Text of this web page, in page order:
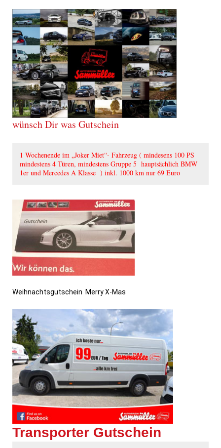
wünsch Dir was Gutschein
1 Wochenende im „Joker Miet“- Fahrzeug ( mindesens 100 PS
mindestens 4 Türen, mindestens Gruppe 5 hauptsächlich BMW
1er und Mercedes A Klasse ) inkl. 1000 km nur 69 Euro
Weihnachtsgutschein Merry X-Mas
Transporter Gutschein